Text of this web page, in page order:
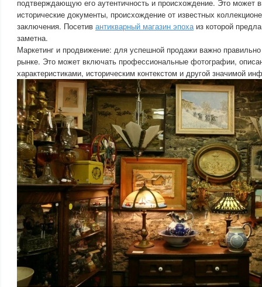
подтверждающую его аутентичность и происхождение. Это может
исторические документы, происхождение от известных
заключения. Посетив антикварный магазин эпохаиз которой
заметна.
Маркетинг и продвижение: для успешной продажи важно
рынке. Это может включать профессиональные фотографии,
характеристиками, историческим контекстом и другой значимой